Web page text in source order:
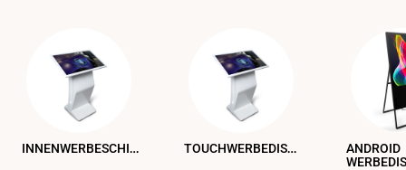
INNENWERBESCHILDER TOUCHWERBEDISPLAYS
ANDROID